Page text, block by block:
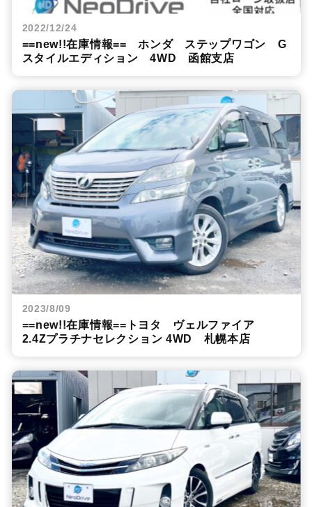
2022/12/24
==new!!在庫情報== ホンダ ステップワゴン G
スタイルエディション 4WD 函館支店
2023/8/09
==new!!在庫情報==トヨタ ヴェルファイア
2.4Zプラチナセレクション 4WD 札幌本店